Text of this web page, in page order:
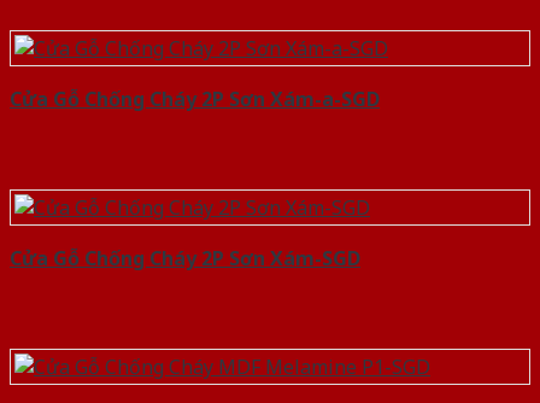
Cửa Gỗ Chống Cháy 2P Sơn Xám-a-SGD
Cửa Gỗ Chống Cháy 2P Sơn Xám-SGD